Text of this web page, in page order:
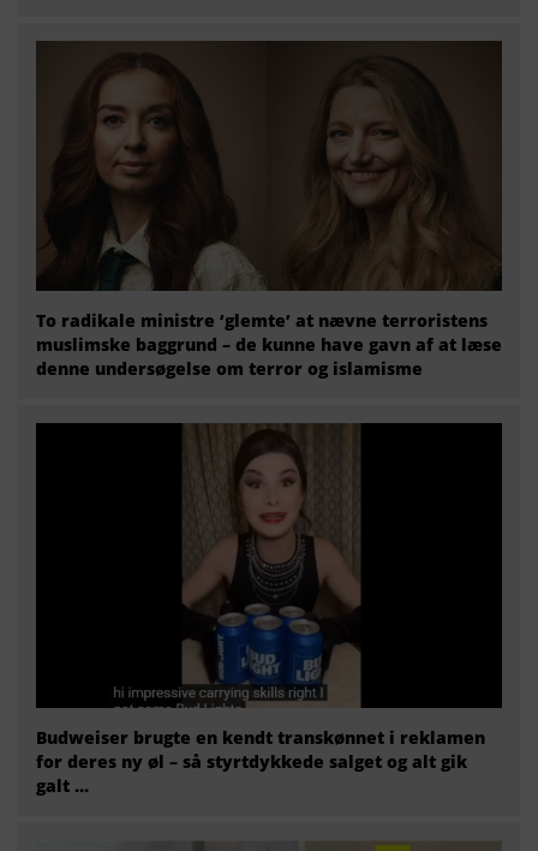
To radikale ministre ‘glemte’ at nævne terroristens
muslimske baggrund – de kunne have gavn af at læse
denne undersøgelse om terror og islamisme
Budweiser brugte en kendt transkønnet i reklamen
for deres ny øl – så styrtdykkede salget og alt gik
galt …